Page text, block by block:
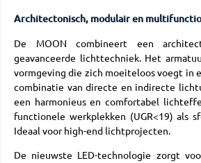
Architectonisch, modulair en
De MOON combineert een
geavanceerde lichttechniek. Het
vormgeving die zich moeiteloos voegt in
combinatie van directe en indirecte
een harmonieus en comfortabel
functionele werkplekken (UGR<19) als
Ideaal voor high-end lichtprojecten.
De nieuwste LED-technologie zorgt